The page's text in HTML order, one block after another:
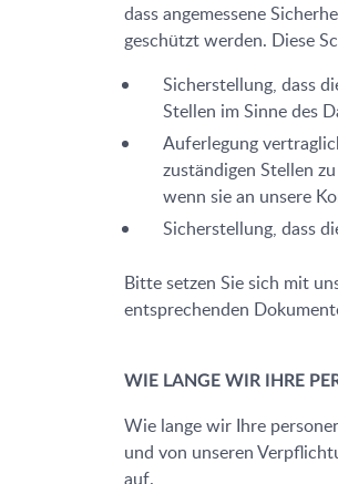
dass angemessene
geschützt werden. Diese
Sicherstellung, dass
Stellen im Sinne des
Auferlegung
zuständigen Stellen
wenn sie an unsere
Sicherstellung, dass
Bitte setzen Sie sich mit
entsprechenden
WIE LANGE WIR IHRE
Wie lange wir Ihre
und von unseren
auf.